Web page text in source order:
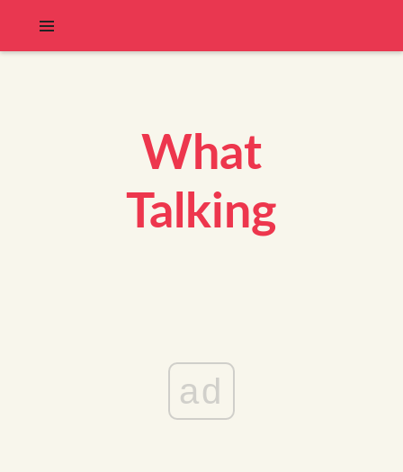
What
Talking
ad